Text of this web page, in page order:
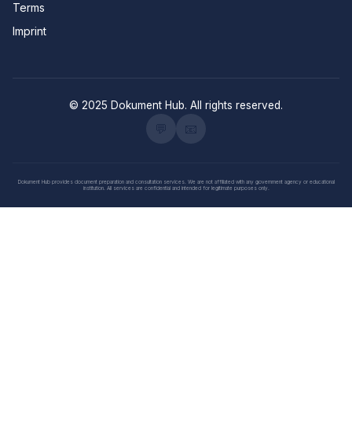
Terms
Imprint
© 2025 Dokument Hub. All rights reserved.
Dokument Hub provides document preparation and consultation services. We are not affiliated with any government agency or educational
institution. All services are confidential and intended for legitimate purposes only.